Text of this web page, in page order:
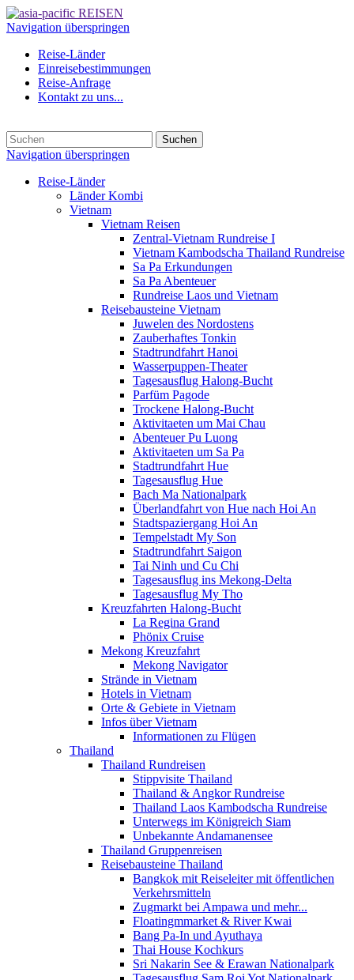
Navigation überspringen
Reise-Länder
Einreisebestimmungen
Reise-Anfrage
Kontakt zu uns...
Suchen
Navigation überspringen
Reise-Länder
Länder Kombi
Vietnam
Vietnam Reisen
Zentral-Vietnam Rundreise I
Vietnam Kambodscha Thailand Rundreise
Sa Pa Erkundungen
Sa Pa Abenteuer
Rundreise Laos und Vietnam
Reisebausteine Vietnam
Juwelen des Nordostens
Zauberhaftes Tonkin
Stadtrundfahrt Hanoi
Wasserpuppen-Theater
Tagesausflug Halong-Bucht
Parfüm Pagode
Trockene Halong-Bucht
Aktivitaeten um Mai Chau
Abenteuer Pu Luong
Aktivitaeten um Sa Pa
Stadtrundfahrt Hue
Tagesausflug Hue
Bach Ma Nationalpark
Überlandfahrt von Hue nach Hoi An
Stadtspaziergang Hoi An
Tempelstadt My Son
Stadtrundfahrt Saigon
Tai Ninh und Cu Chi
Tagesausflug ins Mekong-Delta
Tagesausflug My Tho
Kreuzfahrten Halong-Bucht
La Regina Grand
Phönix Cruise
Mekong Kreuzfahrt
Mekong Navigator
Strände in Vietnam
Hotels in Vietnam
Orte & Gebiete in Vietnam
Infos über Vietnam
Informationen zu Flügen
Thailand
Thailand Rundreisen
Stippvisite Thailand
Thailand & Angkor Rundreise
Thailand Laos Kambodscha Rundreise
Unterwegs im Königreich Siam
Unbekannte Andamanensee
Thailand Gruppenreisen
Reisebausteine Thailand
Bangkok mit Reiseleiter mit öffentlichen
Verkehrsmitteln
Zugmarkt bei Ampawa und mehr...
Floatingmmarket & River Kwai
Bang Pa-In und Ayuthaya
Thai House Kochkurs
Sri Nakarin See & Erawan Nationalpark